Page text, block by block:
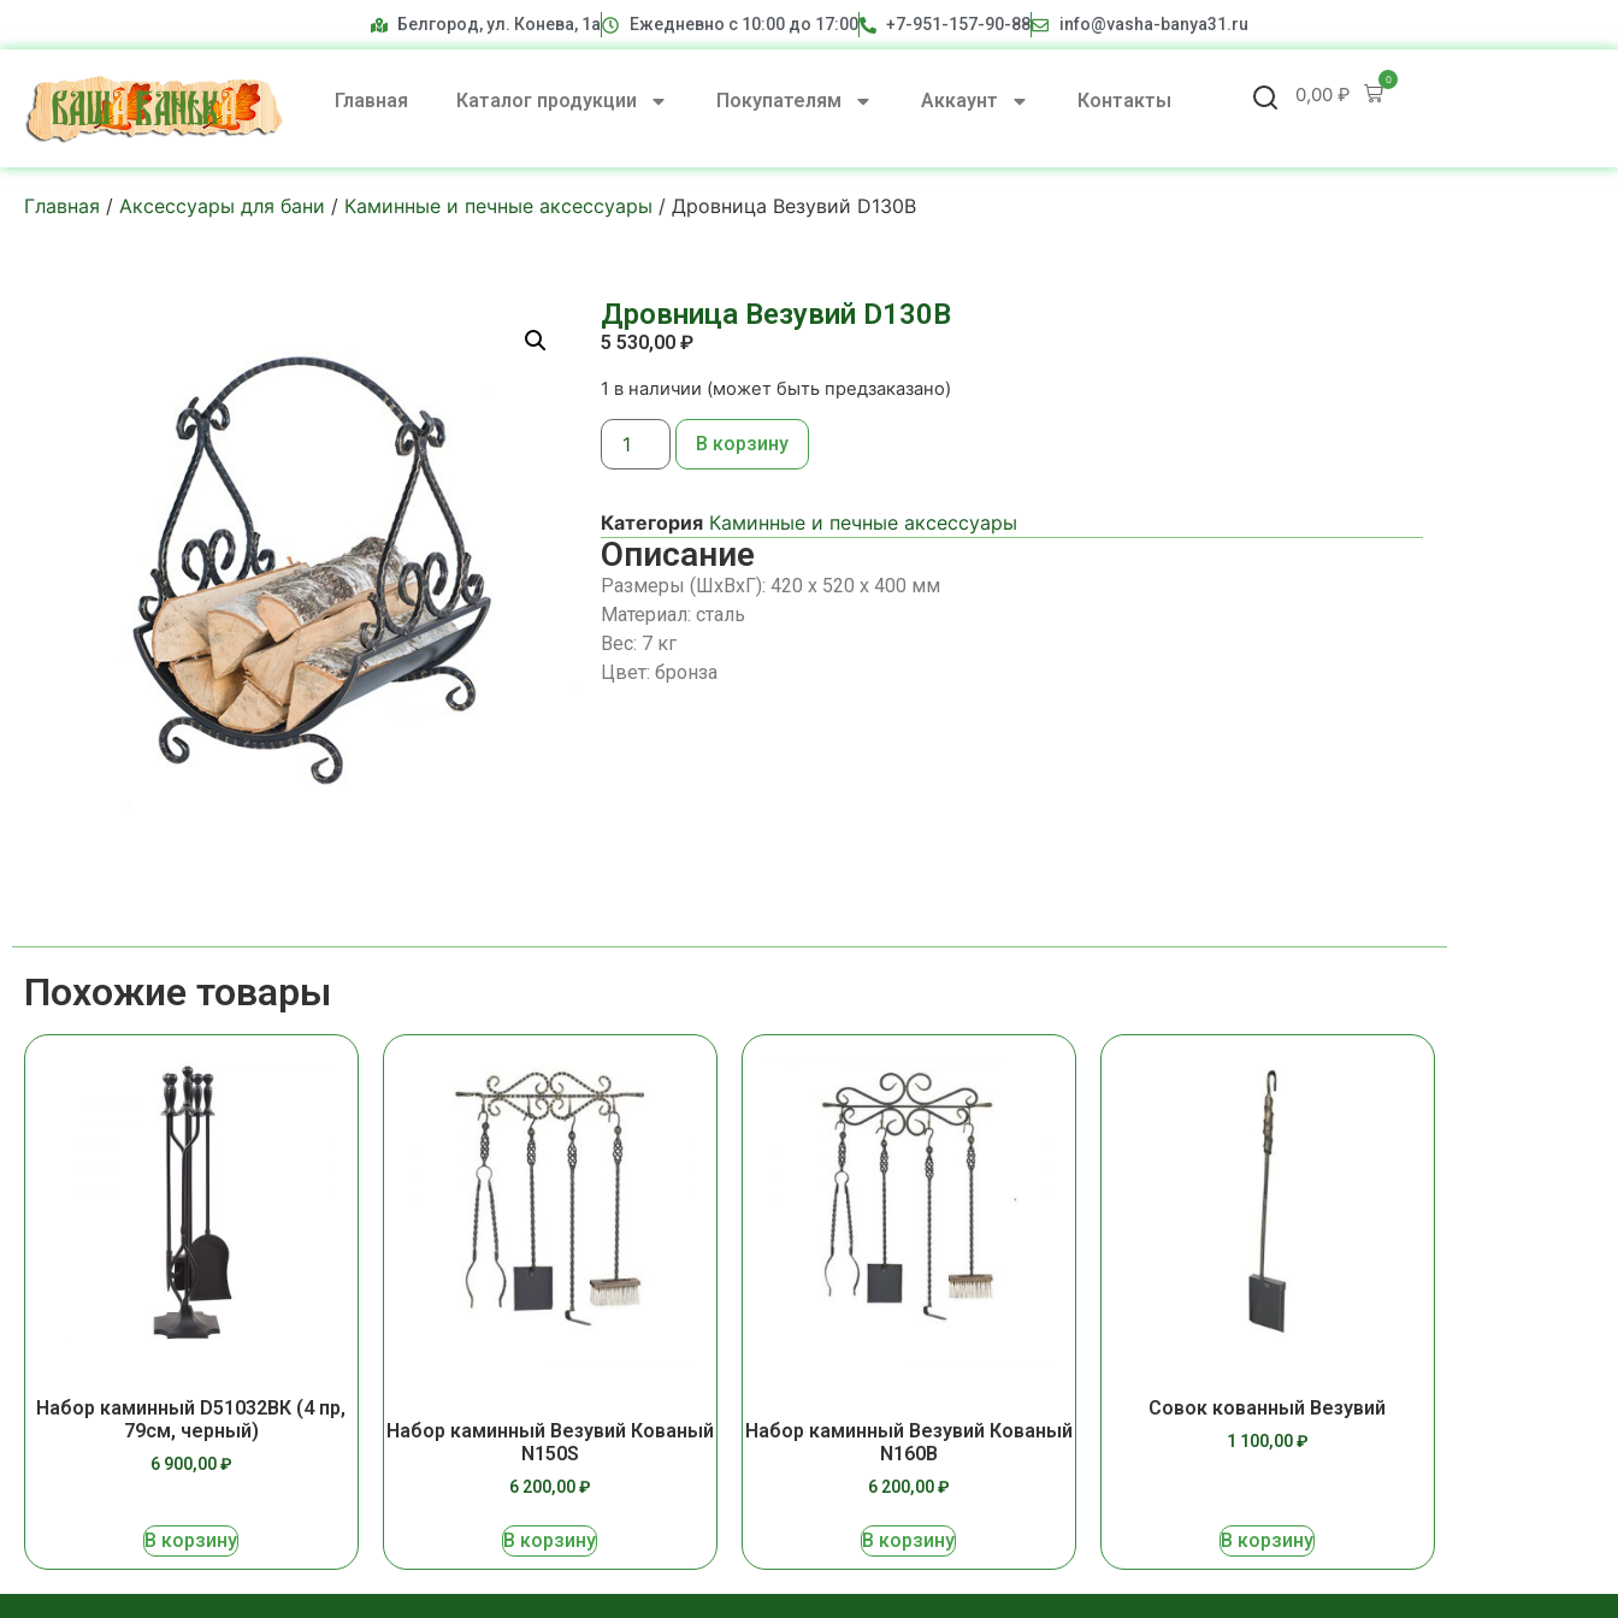
Белгород, ул. Конева, 1а Ежедневно с 10:00 до 17:00 +7-951-157-90-88 info@vasha-banya31.ru
Главная Каталог продукции Покупателям Аккаунт Контакты 0,00₽
0
Главная / Аксессуары для бани / Каминные и печные аксессуары / Дровница Везувий D130B
Дровница Везувий D130B
5 530,00 ₽
1 в наличии (может быть предзаказано)
В корзину
Категория Каминные и печные аксессуары
Описание
Размеры (ШхВхГ): 420 х 520 х 400 мм
Материал: сталь
Вес: 7 кг
Цвет: бронза
Похожие товары
Набор каминный D51032ВК (4 пр,
79см, черный)
6 900,00₽
В корзину
Набор каминный Везувий Кованый
N150S
6 200,00₽
В корзину
Набор каминный Везувий Кованый
N160B
6 200,00₽
В корзину
Совок кованный Везувий
1 100,00₽
В корзину